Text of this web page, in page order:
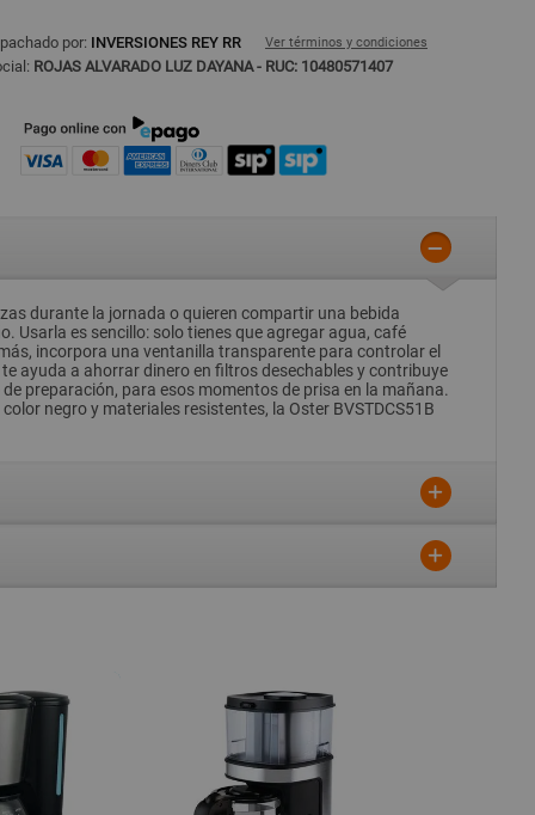
por: INVERSIONES REY RR Ver términos y condiciones
ROJAS ALVARADO LUZ DAYANA - RUC: 10480571407
durante la jornada o quieren compartir una bebida
Usarla es sencillo: solo tienes que agregar agua, café
incorpora una ventanilla transparente para controlar el
ayuda a ahorrar dinero en filtros desechables y contribuye
preparación, para esos momentos de prisa en la mañana.
negro y materiales resistentes, la Oster BVSTDCS51B